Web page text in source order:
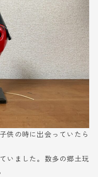
供の時に出会っていたら
いました。数多の郷土玩